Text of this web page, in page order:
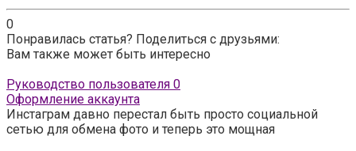
0
Понравилась статья? Поделиться с друзьями:
Вам также может быть интересно
Руководство пользователя 0
Оформление аккаунта
Инстаграм давно перестал быть просто социальной
сетью для обмена фото и теперь это мощная